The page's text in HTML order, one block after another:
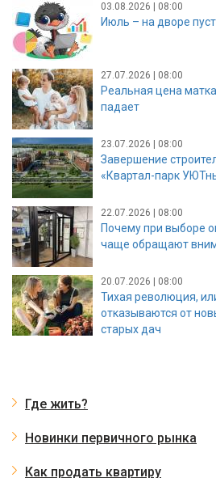
03.08.2026 | 08:00
Июль – на дворе
27.07.2026 | 08:00
Реальная цена
падает
23.07.2026 | 08:00
Завершение
«Квартал-парк
22.07.2026 | 08:00
Почему при выборе
чаще обращают
20.07.2026 | 08:00
Тихая революция,
отказываются от
старых дач
Где жить?
Новинки первичного рынка
Как продать квартиру